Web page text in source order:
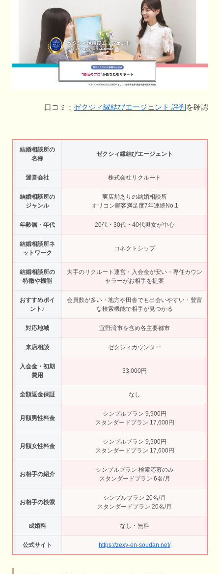
口コミ： ゼクシィ縁結びエージェント 評判 を確認
結婚相談所の
名称
ゼクシィ縁結びエージェント
運営会社 株式会社リクルート
結婚相談所の
ジャンル
実店舗ありの結婚相談所
オリコン顧客満足度7年連続No.1
年齢層・年代 20代・30代・40代男女が中心
結婚相談所ネ
ットワーク
コネクトシップ
結婚相談所の
特徴や機能
大手のリクルート運営・入会金が安い・専任カウン
セラーがお相手を提案
おすすめポイ
ント♪
会員数が多い・地方や田舎でも出会いやすい・豊富
な検索機能で相手が見つかる
対応地域 宜野湾市を含め各主要都市
来店相談 ゼクシィカウンター
入会金・初期
費用
33,000円
全額返金保証 なし
月額男性料金
シンプルプラン 9,900円
スタンダードプラン 17,600円
月額女性料金
シンプルプラン 9,900円
スタンダードプラン 17,600円
お相手の紹介
シンプルプラン 検索応募のみ
スタンダードプラン 6名/月
お相手の検索
シンプルプラン 20名/月
スタンダードプラン 20名/月
成婚料 なし・無料
公式サイト https://zexy-en-soudan.net/